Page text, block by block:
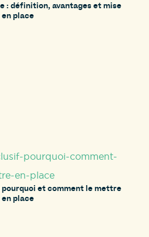
: définition, avantages et mise
en place
et comment le mettre
en place